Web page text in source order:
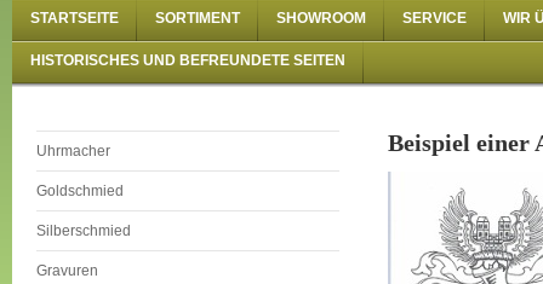
STARTSEITE SORTIMENT SHOWROOM SERVICE WIR
HISTORISCHES UND BEFREUNDETE SEITEN
Uhrmacher
Goldschmied
Silberschmied
Gravuren
Beispiel einer